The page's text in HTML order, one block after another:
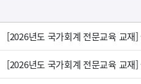
[2026년도 국가회계 전문교육 교재]
[2026년도 국가회계 전문교육 교재]